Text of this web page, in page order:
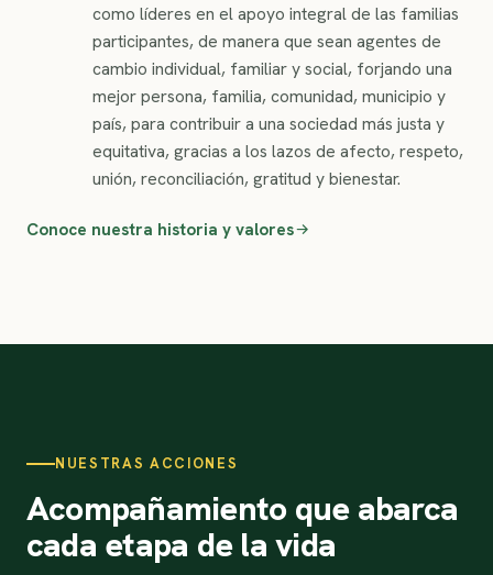
como líderes en el apoyo integral de las familias
participantes, de manera que sean agentes de
cambio individual, familiar y social, forjando una
mejor persona, familia, comunidad, municipio y
país, para contribuir a una sociedad más justa y
equitativa, gracias a los lazos de afecto, respeto,
unión, reconciliación, gratitud y bienestar.
Conoce nuestra historia y valores
NUESTRAS ACCIONES
Acompañamiento que abarca
cada etapa de la vida